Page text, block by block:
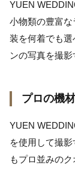
YUEN
小物類の豊富
装を何着でも
ンの写真を撮影
プロの機
YUEN
を使用して撮
もプロ並みの